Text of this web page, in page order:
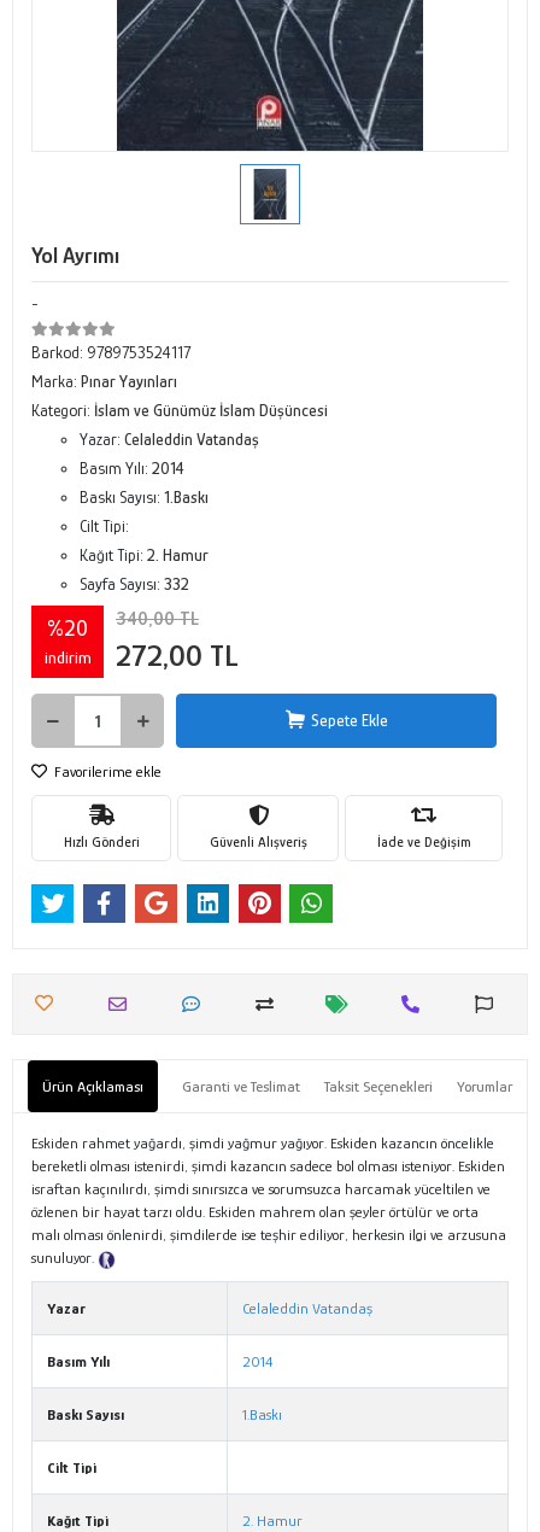
Yol Ayrımı
-
Barkod: 9789753524117
Marka: Pınar Yayınları
Kategori: İslam ve Günümüz İslam Düşüncesi
Yazar: Celaleddin Vatandaş
Basım Yılı: 2014
Baskı Sayısı: 1.Baskı
Cilt Tipi:
Kağıt Tipi: 2. Hamur
Sayfa Sayısı: 332
%20
indirim
340,00 TL
272,00 TL
Sepete Ekle
Favorilerime ekle
Hızlı Gönderi Güvenli Alışveriş İade ve Değişim
Ürün Açıklaması Garanti ve Teslimat Taksit Seçenekleri Yorumlar
Eskiden rahmet yağardı, şimdi yağmur yağıyor. Eskiden kazancın öncelikle
bereketli olması istenirdi, şimdi kazancın sadece bol olması isteniyor. Eskiden
israftan kaçınılırdı, şimdi sınırsızca ve sorumsuzca harcamak yüceltilen ve
özlenen bir hayat tarzı oldu. Eskiden mahrem olan şeyler örtülür ve orta
malı olması önlenirdi, şimdilerde ise teşhir ediliyor, herkesin ilgi ve arzusuna
sunuluyor.
Yazar Celaleddin Vatandaş
Basım Yılı 2014
Baskı Sayısı 1.Baskı
Cilt Tipi
Kağıt Tipi 2. Hamur